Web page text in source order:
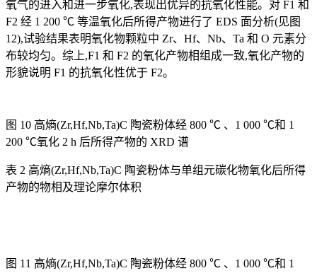
氧气的进入和进一步氧化,表现出优异的抗氧化性能。对 F1 和
F2 经 1 200 ℃ 等温氧化后所得产物进行了 EDS 面分析(见图
12),试验结果表明氧化物颗粒中 Zr、Hf、Nb、Ta 和 O 元素分
布较均匀。综上,F1 和 F2 的氧化产物相组成一致,氧化产物的
形貌说明 F1 的抗氧化性优于 F2。
图 10 高熵(Zr,Hf,Nb,Ta)C 陶瓷粉体经 800 ℃ 、1 000 ℃和 1
200 ℃氧化 2 h 后所得产物的 XRD 谱
表 2 高熵(Zr,Hf,Nb,Ta)C 陶瓷粉体与单组元碳化物氧化后所得
产物的物相及理论摩尔体积
图 11 高熵(Zr,Hf,Nb,Ta)C 陶瓷粉体经 800 ℃ 、1 000 ℃和 1